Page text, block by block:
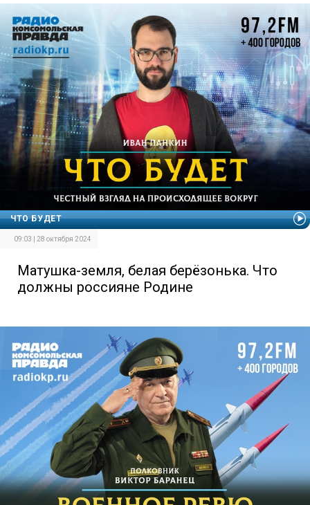
ЧТО БУДЕТ
09:03 | 28 октября 2024
Матушка-земля, белая берёзонька. Что
должны россияне Родине